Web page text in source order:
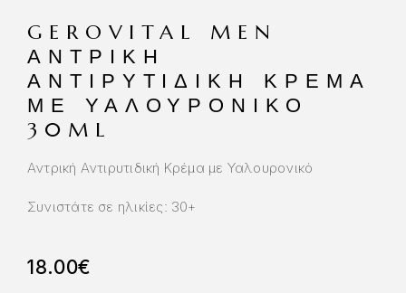
GEROVITAL MEN
ΑΝΤΡΙΚΉ
ΑΝΤΙΡΥΤΙΔΙΚΉ ΚΡΈΜΑ
ΜΕ ΥΑΛΟΥΡΟΝΙΚΌ
30ML
Αντρική Αντιρυτιδική Κρέμα με Υαλουρονικό
Συνιστάτε σε ηλικίες: 30+
18.00€